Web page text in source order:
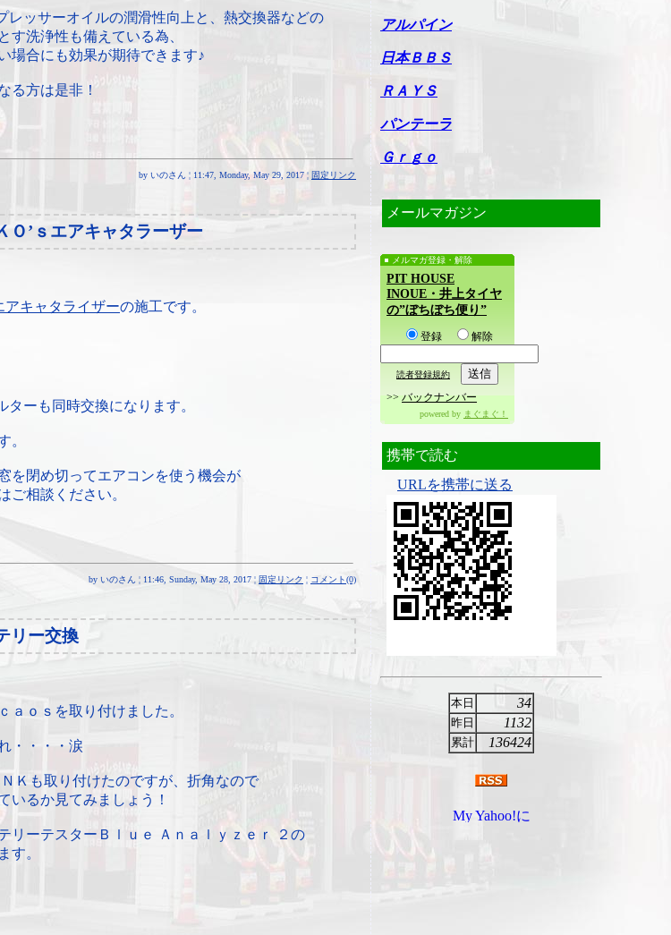
レッサーオイルの潤滑性向上と、熱交換器などの
す洗浄性も備えている為、
場合にも効果が期待できます♪
る方は是非！
by いのさん ¦ 11:47, Monday, May 29, 2017 ¦ 固定リンク
’ｓエアキャタラーザー
アキャタライザーの施工です。
ターも同時交換になります。
。
を閉め切ってエアコンを使う機会が
ご相談ください。
by いのさん ¦ 11:46, Sunday, May 28, 2017 ¦ 固定リンク ¦ コメント(0)
ー交換
ａｏｓを取り付けました。
・・・・涙
Ｋも取り付けたのですが、折角なので
いるか見てみましょう！
リーテスターＢｌｕｅ Ａｎａｌｙｚｅｒ ２の
す。
アルパイン
日本ＢＢＳ
ＲＡＹＳ
パンテーラ
Ｇｒｇｏ
メールマガジン
メルマガ登録・解除
PIT HOUSE
INOUE・井上タイヤ
の”ぼちぼち便り”
登録 解除
読者登録規約
>> バックナンバー
powered by まぐまぐ！
携帯で読む
URLを携帯に送る
本日 34
昨日 1132
累計 136424